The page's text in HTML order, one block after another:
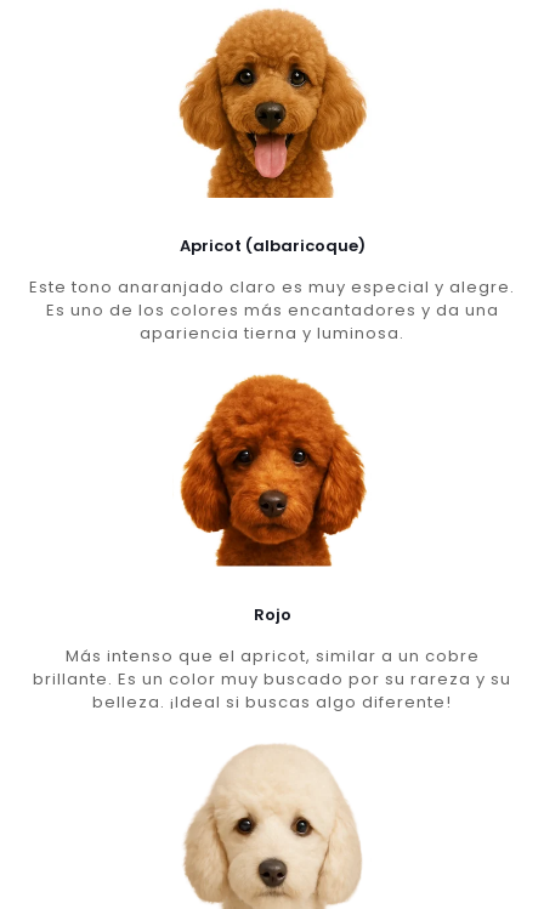
Apricot (albaricoque)
Este tono anaranjado claro es muy especial y alegre.
Es uno de los colores más encantadores y da una
apariencia tierna y luminosa.
Rojo
Más intenso que el apricot, similar a un cobre
brillante. Es un color muy buscado por su rareza y su
belleza. ¡Ideal si buscas algo diferente!